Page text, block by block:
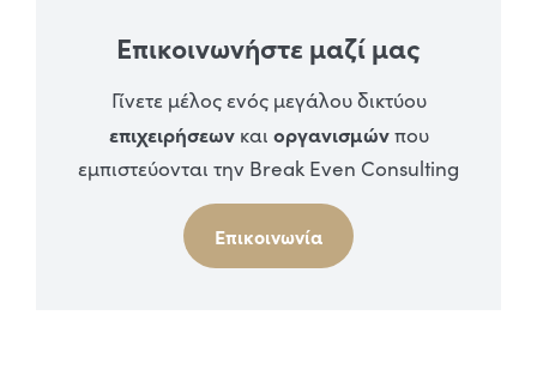
Επικοινωνήστε μαζί μας
Γίνετε μέλος ενός μεγάλου δικτύου
επιχειρήσεωνκαι οργανισμώνπου
εμπιστεύονται την Break Even Consulting
Επικοινωνία